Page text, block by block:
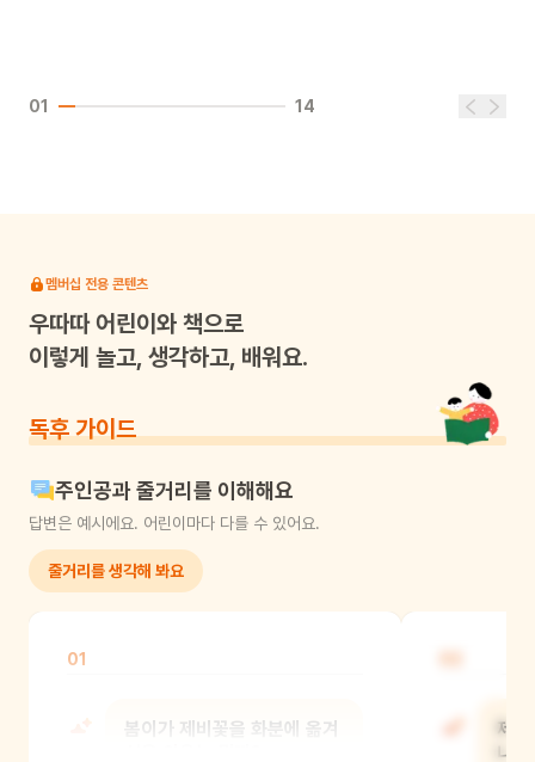
01 14
멤버십 전용 콘텐츠
우따따어린이와 책으로
이렇게 놀고, 생각하고, 배워요.
독후 가이드
주인공과 줄거리를 이해해요
답변은 예시에요. 어린이마다 다를 수 있어요.
줄거리를 생각해 봐요
01
봄이가 제비꽃을 화분에 옮겨
제
나